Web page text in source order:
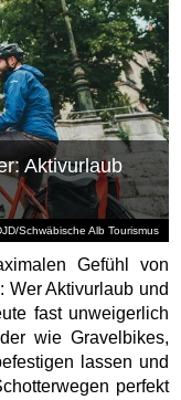
Schwäbische Alb Tourismus
Aktivurlaub
Gefühl von
Wer Aktivurlaub und
fast unweigerlich
wie Gravelbikes,
lassen und
perfekt